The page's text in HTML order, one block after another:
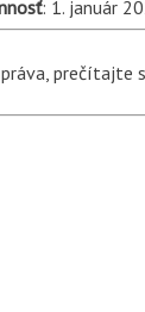
: 1. január
prečítajte